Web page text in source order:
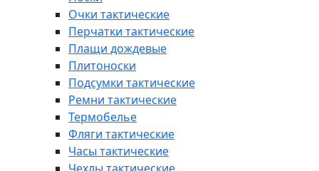
Очки тактические
Перчатки тактические
Плащи дождевые
Плитоноски
Подсумки тактические
Ремни тактические
Термобелье
Фляги тактические
Часы тактические